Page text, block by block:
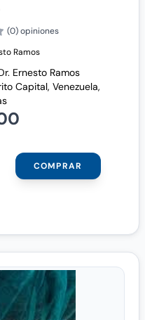
(0) opiniones
Ramos
Ernesto Ramos
Capital, Venezuela,
COMPRAR